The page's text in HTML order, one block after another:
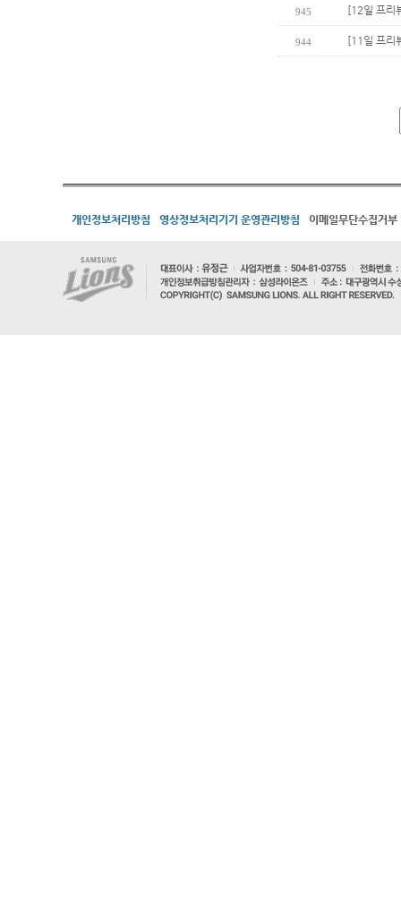
945 [12일 프리
944 [11일 프리
개인정보처리방침 영상정보처리기기 운영관리방침 이메일무단수집거부